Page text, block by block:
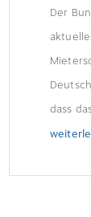
Der
dass
nicht